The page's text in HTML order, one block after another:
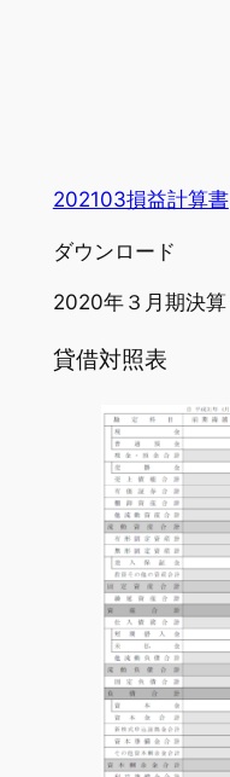
202103損益計算書
ダウンロード
2020年３月期決算
貸借対照表